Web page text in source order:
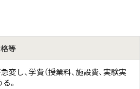
等
し、学費（授業料、施設費、実験実
。